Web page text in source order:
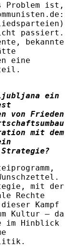
Problem ist,
passiert.
bekannte
eine
ein
von Frieden
mit dem
mit der
Rechte
Kampf
Kultur – da
im Hinblick